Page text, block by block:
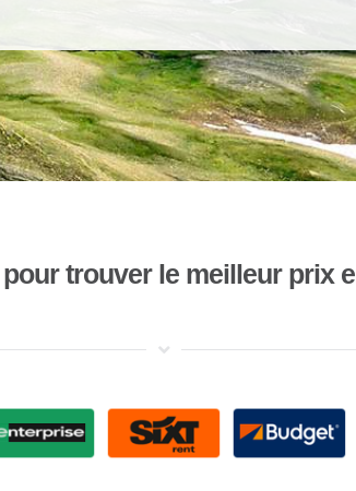
trouver le meilleur prix